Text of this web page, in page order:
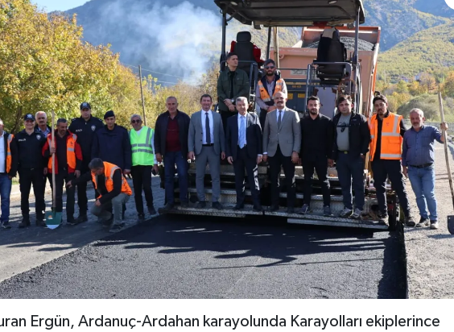
Ergün, Ardanuç-Ardahan karayolunda Karayolları ekiplerince